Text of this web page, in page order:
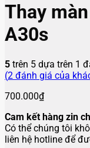
Thay
A30s
5 trên 5 dựa trên 1
(2 đánh giá của
700.000₫
Cam kết hàng zin
Có thể chúng tôi
liên hệ hotline để